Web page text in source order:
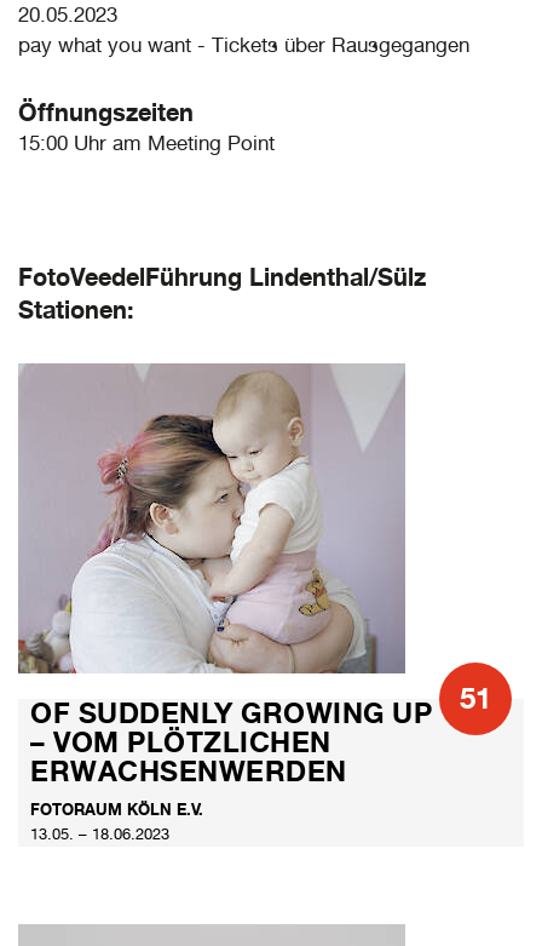
20.05.2023
pay what you want - Tickets über Rausgegangen
Öffnungszeiten
15:00 Uhr am Meeting Point
FotoVeedelFührung Lindenthal/Sülz
Stationen:
51
OF SUDDENLY GROWING UP
– VOM PLÖTZLICHEN
ERWACHSENWERDEN
FOTORAUM KÖLN E.V.
13.05. – 18.06.2023